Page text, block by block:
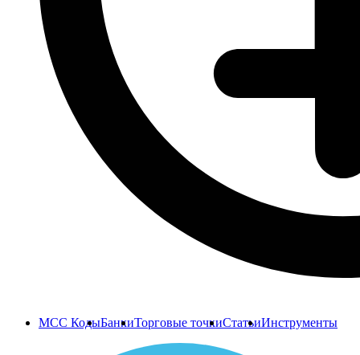
MCC КодыБанкиТорговые точкиСтатьиИнструменты